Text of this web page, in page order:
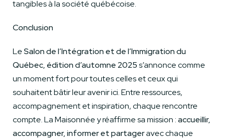
tangibles à la société québécoise.
Conclusion
LeSalon de l’Intégration et de l’Immigration du
Québec, édition d’automne 2025s’annonce comme
un moment fort pour toutes celles et ceux qui
souhaitent bâtir leur avenir ici. Entre ressources,
accompagnement et inspiration, chaque rencontre
compte. La Maisonnée y réaffirme sa mission :accueillir,
accompagner, informer et partageravec chaque